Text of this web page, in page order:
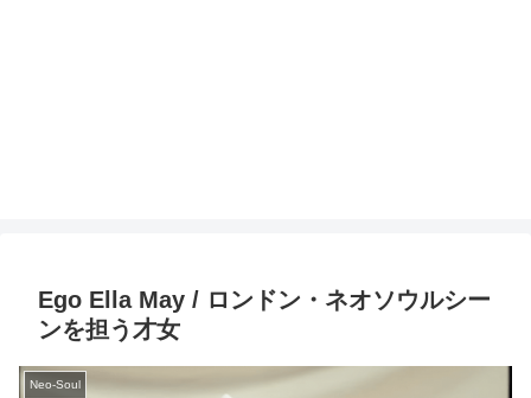
Ego Ella May / ロンドン・ネオソウルシー
ンを担う才女
Neo-Soul